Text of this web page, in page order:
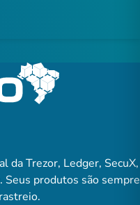
da Trezor, Ledger, SecuX,
Seus produtos são sempre